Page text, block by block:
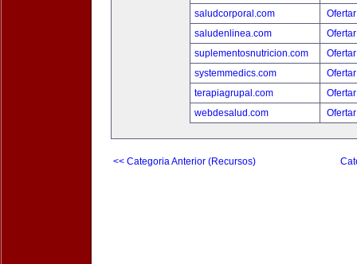
saludcorporal.com
saludenlinea.com
suplementosnutricion.com
systemmedics.com
terapiagrupal.com
webdesalud.com
<< Categoria Anterior (Recursos)